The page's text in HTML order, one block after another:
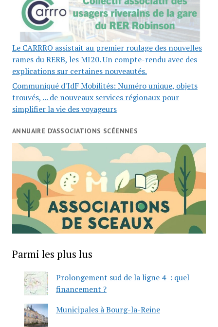
Le CARRRO assistait au premier roulage des nouvelles
rames du RERB, les MI20. Un compte-rendu avec des
explications sur certaines nouveautés.
Communiqué d'IdF Mobilités: Numéro unique, objets
trouvés, ... de nouveaux services régionaux pour
simplifier la vie des voyageurs
ANNUAIRE D’ASSOCIATIONS SCÉENNES
Parmi les plus lus
Prolongement sud de la ligne 4 : quel
financement ?
Municipales à Bourg-la-Reine